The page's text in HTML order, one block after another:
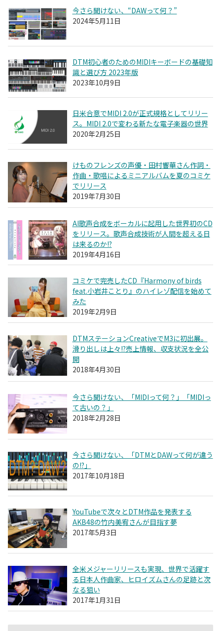
今さら聞けない、“DAWって何？”
2024年5月11日
DTM初心者のためのMIDIキーボードの基礎知
識と選び方 2023年版
2023年10月9日
日米合意でMIDI 2.0が正式規格としてリリー
ス。MIDI 2.0で変わる新たな電子楽器の世界
2020年2月25日
けものフレンズの声優・田村響華さん作詞・
作曲・歌唱によるミニアルバムを夏のコミケ
でリリース
2019年7月30日
AI歌声合成をボーカルに起用した世界初のCD
をリリース。歌声合成技術が人間を超える日
は来るのか!?
2019年4月16日
コミケで完売したCD『Harmony of birds
feat.小岩井ことり』のハイレゾ配信を始めて
みた
2019年2月9日
DTMステーションCreativeでM3に初出展。
滑り出しは上々!?売上情報、収支状況を全公
開
2018年4月30日
今さら聞けない、「MIDIって何？」「MIDIっ
て古いの？」
2018年2月28日
今さら聞けない、「DTMとDAWって何が違う
の!?」
2017年10月18日
YouTubeで次々とDTM作品を発表する
AKB48の竹内美宥さんが目指す夢
2017年5月3日
全米メジャーリリースも実現、世界で活躍す
る日本人作曲家、ヒロイズムさんの足跡と次
なる狙い
2017年1月31日